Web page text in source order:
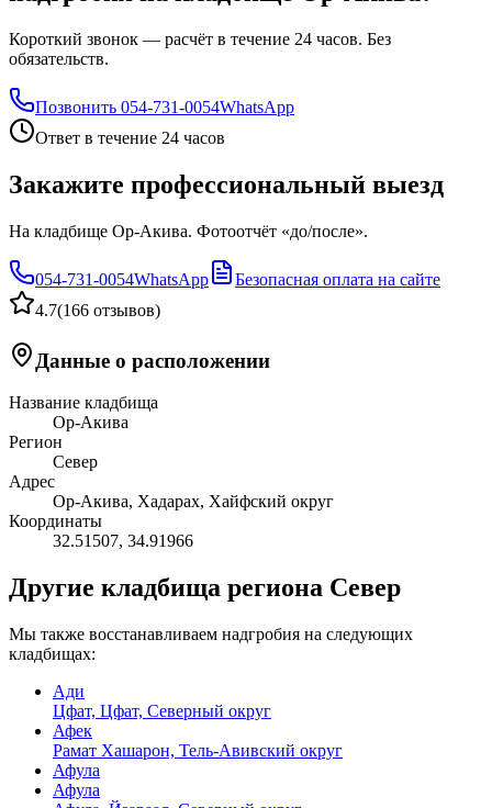
Короткий звонок — расчёт в течение 24 часов. Без
обязательств.
Позвонить 054-731-0054WhatsApp
Ответ в течение 24 часов
Закажите профессиональный выезд
На кладбище Ор-Акива. Фотоотчёт «до/после».
054-731-0054WhatsApp
Безопасная оплата на сайте
4.7(166 отзывов)
Данные о расположении
Название кладбища
Ор-Акива
Регион
Север
Адрес
Ор-Акива, Хадарах, Хайфский округ
Координаты
32.51507, 34.91966
Другие кладбища региона Север
Мы также восстанавливаем надгробия на следующих
кладбищах:
Ади
Цфат, Цфат, Северный округ
Афек
Рамат Хашарон, Тель-Авивский округ
Афула
Афула